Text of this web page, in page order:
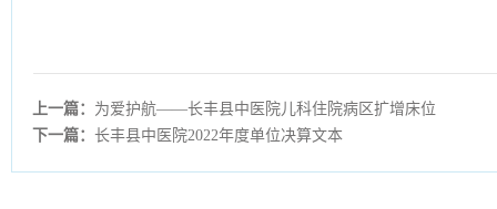
上一篇： 为爱护航——长丰县中医院儿科住院病区扩增床位
下一篇：长丰县中医院2022年度单位决算文本